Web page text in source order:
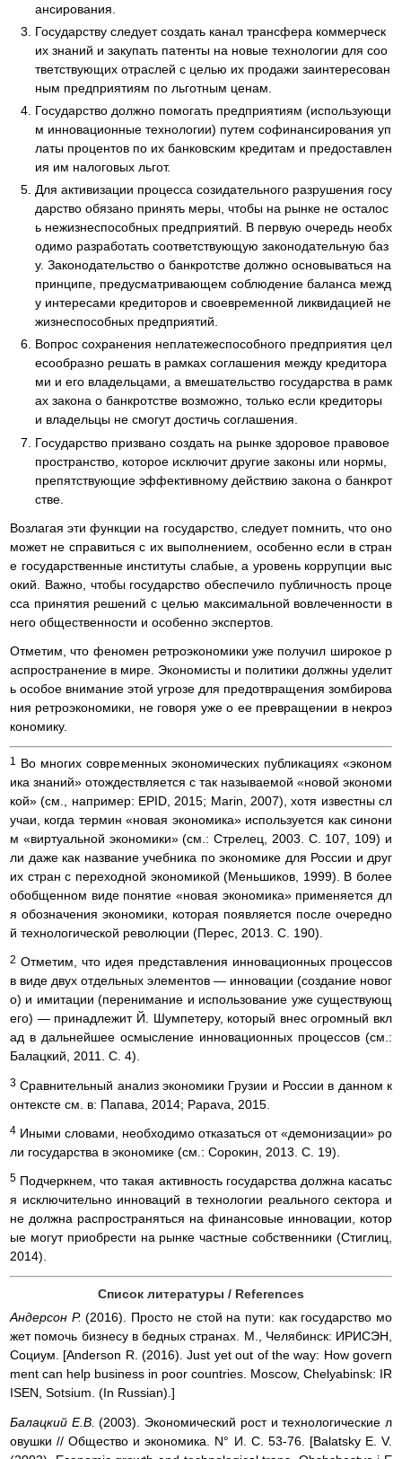
ансирования.
Государству следует создать канал трансфера коммерческ
их знаний и закупать патенты на новые технологии для соо
тветствующих отраслей с целью их продажи заинтересован
ным предприятиям по льготным ценам.
Государство должно помогать предприятиям (использующи
м инновационные технологии) путем софинансирования уп
латы процентов по их банковским кредитам и предоставлен
ия им налоговых льгот.
Для активизации процесса созидательного разрушения госу
дарство обязано принять меры, чтобы на рынке не осталос
ь нежизнеспособных предприятий. В первую очередь необх
одимо разработать соответствующую законодательную баз
у. Законодательство о банкротстве должно основываться на
принципе, предусматривающем соблюдение баланса межд
у интересами кредиторов и своевременной ликвидацией не
жизнеспособных предприятий.
Вопрос сохранения неплатежеспособного предприятия цел
есообразно решать в рамках соглашения между кредитора
ми и его владельцами, а вмешательство государства в рамк
ах закона о банкротстве возможно, только если кредиторы
и владельцы не смогут достичь соглашения.
Государство призвано создать на рынке здоровое правовое
пространство, которое исключит другие законы или нормы,
препятствующие эффективному действию закона о банкрот
стве.
Возлагая эти функции на государство, следует помнить, что оно
может не справиться с их выполнением, особенно если в стран
е государственные институты слабые, а уровень коррупции выс
окий. Важно, чтобы государство обеспечило публичность проце
сса принятия решений с целью максимальной вовлеченности в
него общественности и особенно экспертов.
Отметим, что феномен ретроэкономики уже получил широкое р
аспространение в мире. Экономисты и политики должны уделит
ь особое внимание этой угрозе для предотвращения зомбирова
ния ретроэкономики, не говоря уже о ее превращении в некроэ
кономику.
1
Во многих современных экономических публикациях «эконом
ика знаний» отождествляется с так называемой «новой экономи
кой» (см., например: EPID, 2015; Marin, 2007), хотя известны сл
учаи, когда термин «новая экономика» используется как синони
м «виртуальной экономики» (см.: Стрелец, 2003. С. 107, 109) и
ли даже как название учебника по экономике для России и друг
их стран с переходной экономикой (Меньшиков, 1999). В более
обобщенном виде понятие «новая экономика» применяется дл
я обозначения экономики, которая появляется после очередно
й технологической революции (Перес, 2013. С. 190).
2 Отметим, что идея представления инновационных процессов
в виде двух отдельных элементов — инновации (создание новог
о) и имитации (перенимание и использование уже существующ
его) — принадлежит Й. Шумпетеру, который внес огромный вкл
ад в дальнейшее осмысление инновационных процессов (см.:
Балацкий, 2011. С. 4).
3 Сравнительный анализ экономики Грузии и России в данном к
онтексте см. в: Папава, 2014; Papava, 2015.
4 Иными словами, необходимо отказаться от «демонизации» ро
ли государства в экономике (см.: Сорокин, 2013. С. 19).
5 Подчеркнем, что такая активность государства должна касатьс
я исключительно инноваций в технологии реального сектора и
не должна распространяться на финансовые инновации, котор
ые могут приобрести на рынке частные собственники (Стиглиц,
2014).
Список литературы / References
Андерсон Р.(2016). Просто не стой на пути: как государство мо
жет помочь бизнесу в бедных странах. М., Челябинск: ИРИСЭН,
Социум. [Anderson R. (2016). Just yet out of the way: How govern
ment can help business in poor countries. Moscow, Chelyabinsk: IR
ISEN, Sotsium. (In Russian).]
Балацкий E.B.(2003). Экономический рост и технологические л
овушки // Общество и экономика. N° И. С. 53-76. [Balatsky Е. V.